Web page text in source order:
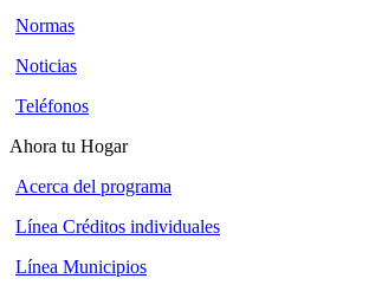
Normas
Noticias
Teléfonos
Ahora tu Hogar
Acerca del programa
Línea Créditos individuales
Línea Municipios